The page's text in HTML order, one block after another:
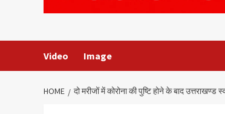
Video Image
HOME दो मरीजों में कोरोना की पुष्टि होने के बाद